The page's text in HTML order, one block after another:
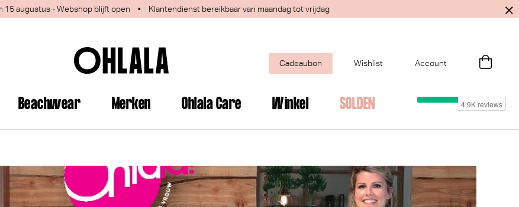
15 augustus - Webshop blijft open • Klantendienst bereikbaar van maandag tot vrijdag
Cadeaubon Wishlist Account
Beachwear Merken Ohlala Care Winkel SOLDEN